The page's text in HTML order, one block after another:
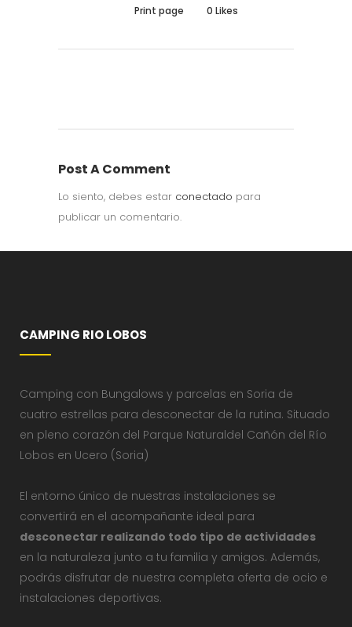
Print page 0 Likes
Post A Comment
Lo siento, debes estar conectado para
publicar un comentario.
CAMPING RIO LOBOS
Camping con Bungalows y parcelas en Soria de
cuatro estrellas para desconectar de la rutina. Situado
en pleno corazón del Parque Naturaldel Cañón del Río
Lobos en Ucero (Soria)
El entorno único de nuestras instalaciones se
convertirá en el acompañante ideal para
desconectar realizando todo tipo de actividades
en la naturaleza junto a tu familia y amigos. Además,
podrás disfrutar de nuestra completa oferta de ocio e
instalaciones deportivas.